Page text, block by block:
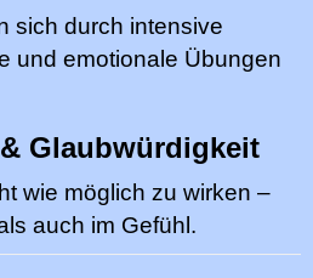
sich durch intensive
und emotionale Übungen
Glaubwürdigkeit
wie möglich zu wirken –
auch im Gefühl.